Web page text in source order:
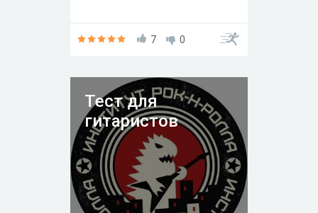
7 0
Тест для
гитаристов